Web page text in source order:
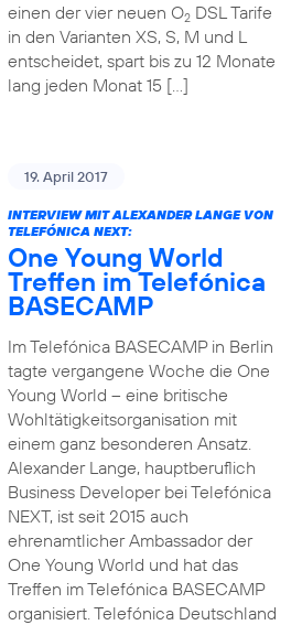
einen der vier neuen O2DSL Tarife
in den Varianten XS, S, M und L
entscheidet, spart bis zu 12 Monate
lang jeden Monat 15 […]
19. April 2017
INTERVIEW MIT ALEXANDER LANGE VON
TELEFÓNICA NEXT:
One Young World
Treffen im Telefónica
BASECAMP
Im Telefónica BASECAMP in Berlin
tagte vergangene Woche die One
Young World – eine britische
Wohltätigkeitsorganisation mit
einem ganz besonderen Ansatz.
Alexander Lange, hauptberuflich
Business Developer bei Telefónica
NEXT, ist seit 2015 auch
ehrenamtlicher Ambassador der
One Young World und hat das
Treffen im Telefónica BASECAMP
organisiert. Telefónica Deutschland